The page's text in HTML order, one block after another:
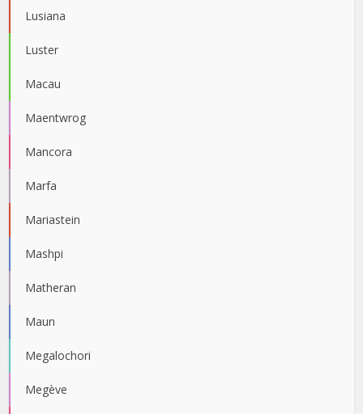
Lusiana
Luster
Macau
Maentwrog
Mancora
Marfa
Mariastein
Mashpi
Matheran
Maun
Megalochori
Megève